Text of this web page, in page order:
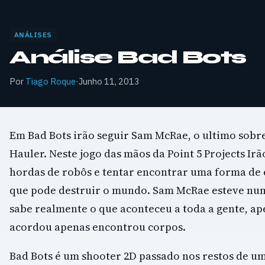
ANÁLISES
Análise Bad Bots
Por Tiago Roque·Junho 11, 2013
Em Bad Bots irão seguir Sam McRae, o ultimo
Hauler. Neste jogo das mãos da Point 5 Projects
hordas de robôs e tentar encontrar uma forma
que pode destruir o mundo. Sam McRae esteve
sabe realmente o que aconteceu a toda a gente,
acordou apenas encontrou corpos.
Bad Bots é um shooter 2D passado nos restos de